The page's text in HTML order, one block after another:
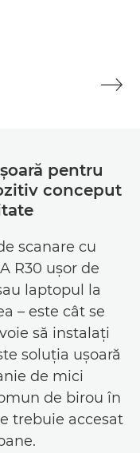
pentru
conceput
scanare cu
R30 uşor de
laptopul la
– este cât se
să instalaţi
soluţia uşoară
de mici
de birou în
trebuie accesat